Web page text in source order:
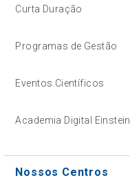
Curta Duração
Programas de Gestão
Eventos Científicos
Academia Digital Einstein
Nossos Centros